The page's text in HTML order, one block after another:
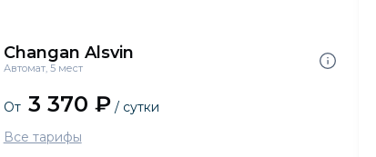
Changan Alsvin
Автомат, 5 мест
От 3 370 ₽/ сутки
Все тарифы